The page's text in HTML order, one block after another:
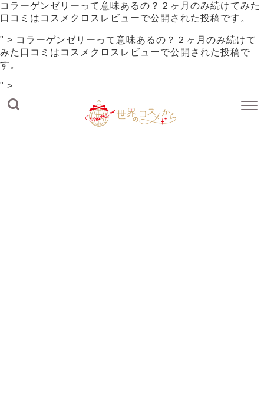
コラーゲンゼリーって意味あるの？２ヶ月のみ続けてみた
口コミは コスメクロスレビューで公開された投稿です。
" > コラーゲンゼリーって意味あるの？２ヶ月のみ続けて
みた口コミは コスメクロスレビューで公開された投稿で
す。
" >